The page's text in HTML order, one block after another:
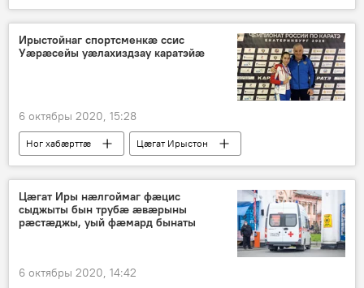
Ирыстойнаг спортсменкæ ссис
Уæрæсейы уæлахиздзау каратэйæ
6 октябры 2020, 15:28
Ног хабӕрттӕ
Цӕгат Ирыстон
Спорт
Цæгат Иры нæлгоймаг фæцис
сыджыты бын трубæ æвæрыны
рæстæджы, уый фæмард бынаты
6 октябры 2020, 14:42